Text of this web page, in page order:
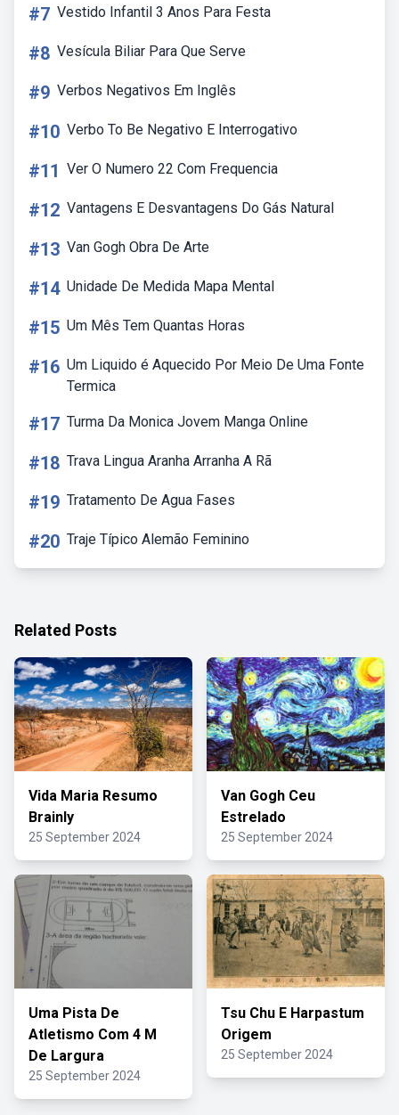
#7 Vestido Infantil 3 Anos Para Festa
#8 Vesícula Biliar Para Que Serve
#9 Verbos Negativos Em Inglês
#10 Verbo To Be Negativo E Interrogativo
#11 Ver O Numero 22 Com Frequencia
#12 Vantagens E Desvantagens Do Gás Natural
#13 Van Gogh Obra De Arte
#14 Unidade De Medida Mapa Mental
#15 Um Mês Tem Quantas Horas
#16 Um Liquido é Aquecido Por Meio De Uma Fonte
Termica
#17 Turma Da Monica Jovem Manga Online
#18 Trava Lingua Aranha Arranha A Rã
#19 Tratamento De Agua Fases
#20 Traje Típico Alemão Feminino
Related Posts
Vida Maria Resumo
Brainly
25 September 2024
Van Gogh Ceu
Estrelado
25 September 2024
Uma Pista De
Atletismo Com 4 M
De Largura
25 September 2024
Tsu Chu E Harpastum
Origem
25 September 2024